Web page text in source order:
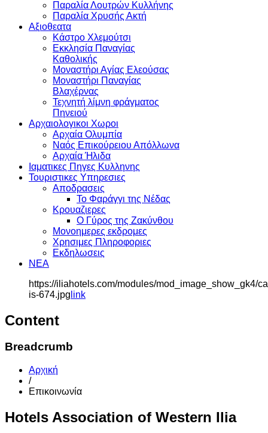
Παραλία Λουτρών Κυλλήνης
Παραλία Χρυσής Ακτή
Αξιοθεατα
Κάστρο Χλεμούτσι
Εκκλησία Παναγίας
Καθολικής
Μοναστήρι Αγίας Ελεούσας
Μοναστήρι Παναγίας
Βλαχέρνας
Τεχνητή λίμνη φράγματος
Πηνειού
Αρχαιολογικοι Χωροι
Αρχαία Ολυμπία
Ναός Επικούρειου Απόλλωνα
Αρχαία Ήλιδα
Ιαματικες Πηγες Κυλληνης
Τουριστικες Υπηρεσιες
Αποδρασεις
Το Φαράγγι της Νέδας
Κρουαζιερες
Ο Γύρος της Ζακύνθου
Μονοημερες εκδρομες
Χρησιμες Πληροφοριες
Εκδηλωσεις
ΝΕΑ
https://iliahotels.com/modules/mod_image_show_gk4/
is-674.jpg link
Content
Breadcrumb
Αρχική
/
Επικοινωνία
Hotels Association of Western Ilia